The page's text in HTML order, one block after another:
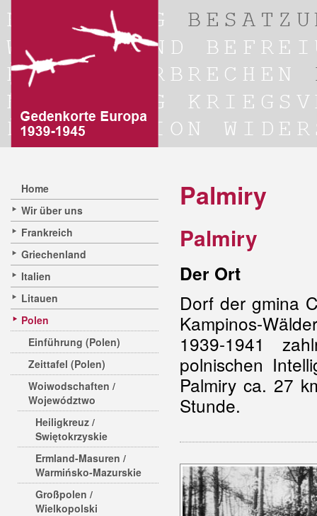
Home
Wir über uns
Frankreich
Griechenland
Italien
Litauen
Polen
Einführung (Polen)
Zeittafel (Polen)
Woiwodschaften /
Województwo
Heiligkreuz /
Swiętokrzyskie
Ermland-Masuren /
Warmińsko-Mazurskie
Großpolen /
Wielkopolski
Palmiry
Palmiry
Der Ort
Dorf der gmina
Kampinos-
1939-1941
polnischen
Palmiry ca. 27
Stunde.